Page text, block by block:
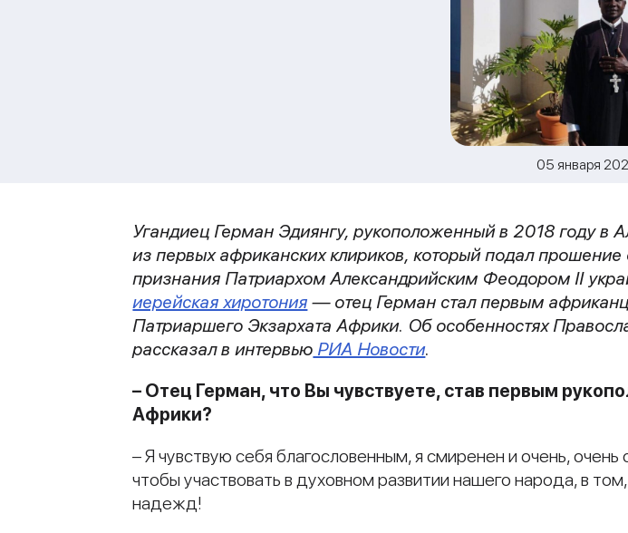
05 января
Угандиец Герман Эдиянгу, рукоположенный в 2018 году в
из первых африканских клириков, который подал
признания Патриархом Александрийским Феодором II
иерейская хиротония — отец Герман стал первым
Патриаршего Экзархата Африки. Об особенностях
рассказал в интервью РИА Новости.
– Отец Герман, что Вы чувствуете, став первым
Африки?
– Я чувствую себя благословенным, я смиренен и очень,
чтобы участвовать в духовном развитии нашего народа, в
надежд!